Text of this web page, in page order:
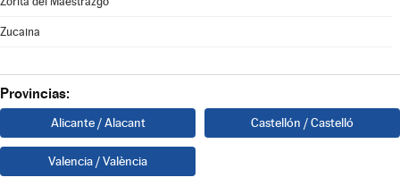
Zucaina
Provincias:
Alicante / Alacant Castellón / Castelló
Valencia / València